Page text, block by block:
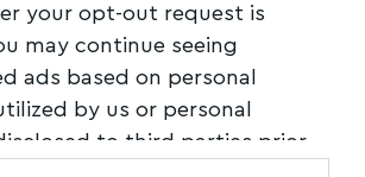
your opt-out request is
may continue seeing
ads based on personal
by us or personal
to third parties prior
, ΠΕΡΙΦΕΡΕΙΑ ΘΕΣΣΑΛΙΑΣ
Facebook